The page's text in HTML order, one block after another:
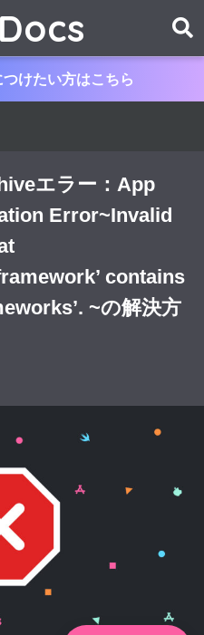
けたい方はこちら
エラー：App
Error~Invalid
contains
~の解決方